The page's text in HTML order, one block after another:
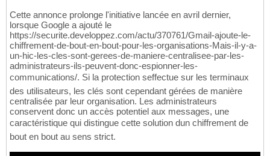
Cette annonce prolonge l'initiative lancée en avril dernier,
lorsque Google a ajouté le
https://securite.developpez.com/actu/370761/Gmail-ajoute-le-
chiffrement-de-bout-en-bout-pour-les-organisations-Mais-il-y-a-
un-hic-les-cles-sont-gerees-de-maniere-centralisee-par-les-
administrateurs-ils-peuvent-donc-espionner-les-
communications/. Si la protection seffectue sur les terminaux
des utilisateurs, les clés sont cependant gérées de manière
centralisée par leur organisation. Les administrateurs
conservent donc un accès potentiel aux messages, une
caractéristique qui distingue cette solution dun chiffrement de
bout en bout au sens strict.